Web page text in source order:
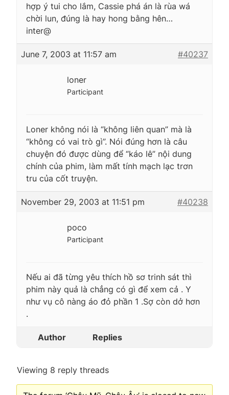
hợp ý tui cho lắm, Cassie phá án là rùa wá
chời lun, đúng là hay hong bằng hên…
inter@
June 7, 2003 at 11:57 am #40237
loner
Participant
Loner không nói là “không liên quan” mà là
“không có vai trò gì”. Nói đúng hơn là câu
chuyện đó được dùng để “káo lê” nội dung
chính của phim, làm mất tính mạch lạc trơn
tru của cốt truyện.
November 29, 2003 at 11:51 pm #40238
poco
Participant
Nếu ai đã từng yêu thích hồ sơ trinh sát thì
phim này quả là chẳng có gì để xem cả . Y
như vụ cô nàng áo đỏ phần 1 .Sợ còn dở hơn
.
Author Replies
Viewing 8 reply threads